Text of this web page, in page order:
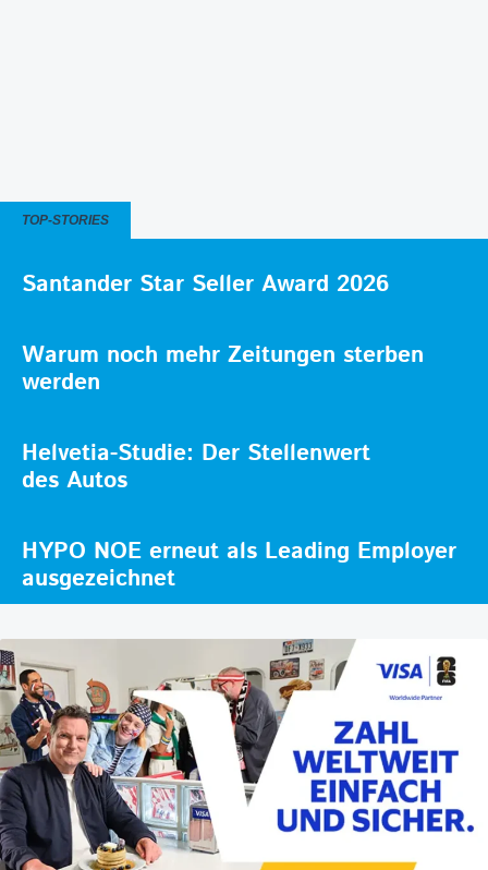
TOP-STORIES
Santander Star Seller Award 2026
Warum noch mehr Zeitungen sterben
werden
Helvetia-Studie: Der Stellenwert
des Autos
HYPO NOE erneut als Leading Employer
ausgezeichnet